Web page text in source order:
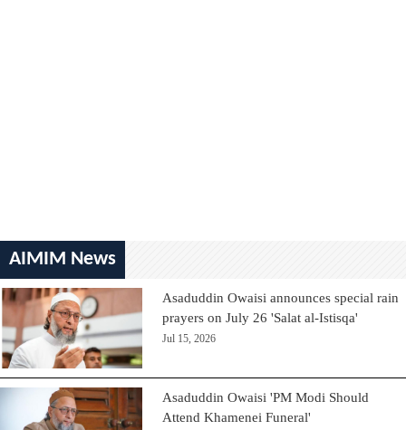
AIMIM News
Asaduddin Owaisi announces special rain
prayers on July 26 'Salat al-Istisqa'
Jul 15, 2026
Asaduddin Owaisi 'PM Modi Should
Attend Khamenei Funeral'